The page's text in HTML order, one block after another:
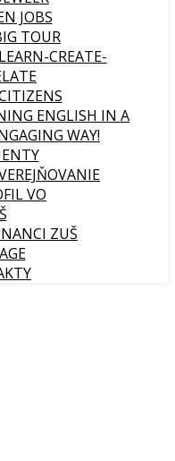
JOBS
TOUR
CREATE-
ENGLISH IN A
WAY!
VO
ZUŠ